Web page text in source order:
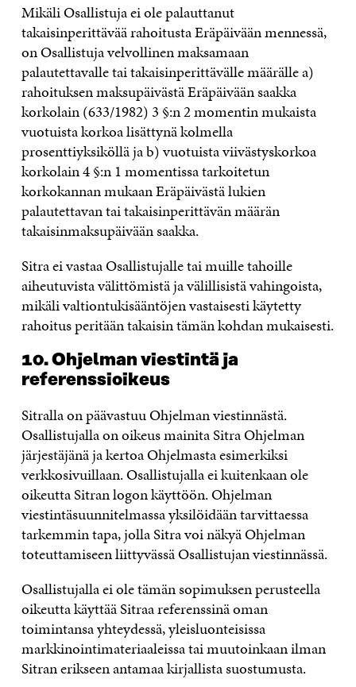
Mikäli Osallistuja ei ole palauttanut
takaisinperittävää rahoitusta Eräpäivään mennessä,
on Osallistuja velvollinen maksamaan
palautettavalle tai takaisinperittävälle määrälle a)
rahoituksen maksupäivästä Eräpäivään saakka
korkolain (633/1982) 3 §:n 2 momentin mukaista
vuotuista korkoa lisättynä kolmella
prosenttiyksiköllä ja b) vuotuista viivästyskorkoa
korkolain 4 §:n 1 momentissa tarkoitetun
korkokannan mukaan Eräpäivästä lukien
palautettavan tai takaisinperittävän määrän
takaisinmaksupäivään saakka.
Sitra ei vastaa Osallistujalle tai muille tahoille
aiheutuvista välittömistä ja välillisistä vahingoista,
mikäli valtiontukisääntöjen vastaisesti käytetty
rahoitus peritään takaisin tämän kohdan mukaisesti.
10. Ohjelman viestintä ja
referenssioikeus
Sitralla on päävastuu Ohjelman viestinnästä.
Osallistujalla on oikeus mainita Sitra Ohjelman
järjestäjänä ja kertoa Ohjelmasta esimerkiksi
verkkosivuillaan. Osallistujalla ei kuitenkaan ole
oikeutta Sitran logon käyttöön. Ohjelman
viestintäsuunnitelmassa yksilöidään tarvittaessa
tarkemmin tapa, jolla Sitra voi näkyä Ohjelman
toteuttamiseen liittyvässä Osallistujan viestinnässä.
Osallistujalla ei ole tämän sopimuksen perusteella
oikeutta käyttää Sitraa referenssinä oman
toimintansa yhteydessä, yleisluonteisissa
markkinointimateriaaleissa tai muutoinkaan ilman
Sitran erikseen antamaa kirjallista suostumusta.